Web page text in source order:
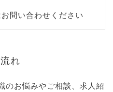
問い合わせください
れ
のお悩みやご相談、求人紹